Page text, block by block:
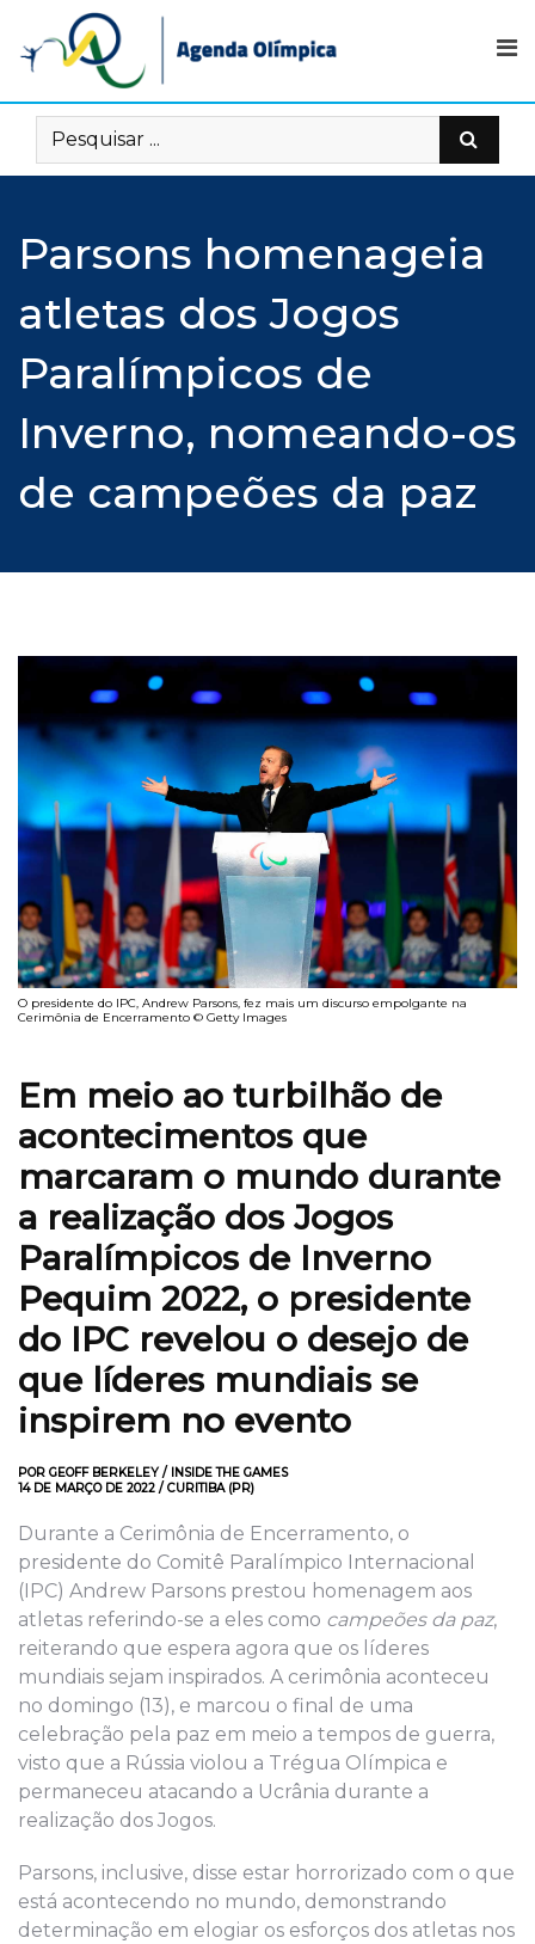
content
Parsons homenageia
atletas dos Jogos
Paralímpicos de
Inverno, nomeando-os
de campeões da paz
O presidente do IPC, Andrew Parsons, fez mais um discurso empolgante na
Cerimônia de Encerramento © Getty Images
Em meio ao turbilhão de
acontecimentos que
marcaram o mundo durante
a realização dos Jogos
Paralímpicos de Inverno
Pequim 2022, o presidente
do IPC revelou o desejo de
que líderes mundiais se
inspirem no evento
POR GEOFF BERKELEY / INSIDE THE GAMES
14 DE MARÇO DE 2022 / CURITIBA (PR)
Durante a Cerimônia de Encerramento, o
presidente do Comitê Paralímpico Internacional
(IPC) Andrew Parsons prestou homenagem aos
atletas referindo-se a eles como campeões da paz,
reiterando que espera agora que os líderes
mundiais sejam inspirados. A cerimônia aconteceu
no domingo (13), e marcou o final de uma
celebração pela paz em meio a tempos de guerra,
visto que a Rússia violou a Trégua Olímpica e
permaneceu atacando a Ucrânia durante a
realização dos Jogos.
Parsons, inclusive, disse estar horrorizado com o que
está acontecendo no mundo, demonstrando
determinação em elogiar os esforços dos atletas nos